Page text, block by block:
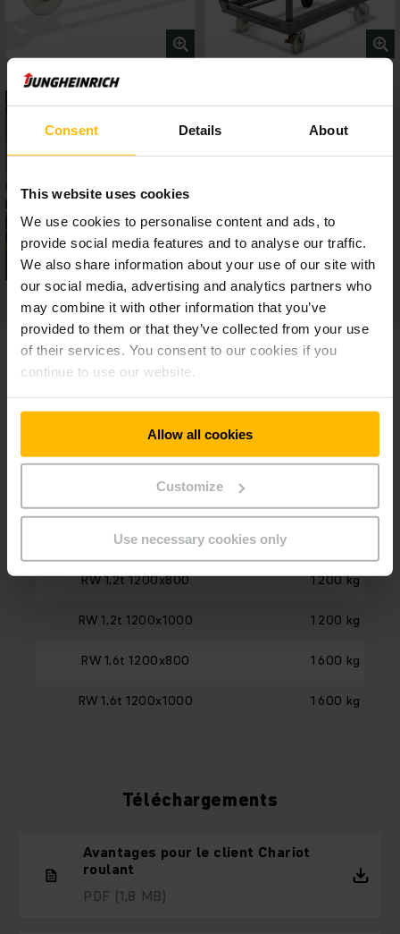
Consent Details About
This website uses cookies
We use cookies to personalise content and ads, to
provide social media features and to analyse our traffic.
We also share information about your use of our site with
our social media, advertising and analytics partners who
may combine it with other information that you’ve
provided to them or that they’ve collected from your use
of their services. You consent to our cookies if you
continue to use our website.
Allow all cookies
Customize
Use necessary cookies only
Aperçu des modèles
Model Capacité de charge
RW 0,6t 1200x1000
RW 1,2t 1200x800 1 200 kg
RW 1,2t 1200x1000 1 200 kg
RW 1,6t 1200x800 1 600 kg
RW 1,6t 1200x1000 1 600 kg
Téléchargements
Avantages pour le client Chariot
roulant
PDF (1,8 MB)